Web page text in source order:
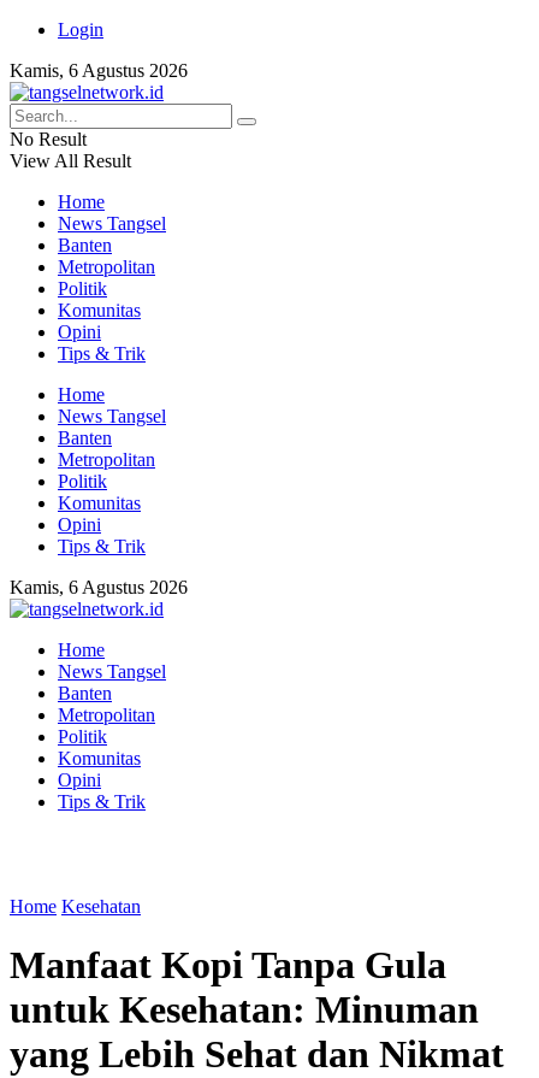
Login
Kamis, 6 Agustus 2026
No Result
View All Result
Home
News Tangsel
Banten
Metropolitan
Politik
Komunitas
Opini
Tips & Trik
Home
News Tangsel
Banten
Metropolitan
Politik
Komunitas
Opini
Tips & Trik
Kamis, 6 Agustus 2026
Home
News Tangsel
Banten
Metropolitan
Politik
Komunitas
Opini
Tips & Trik
Home Kesehatan
Manfaat Kopi Tanpa Gula
untuk Kesehatan: Minuman
yang Lebih Sehat dan Nikmat